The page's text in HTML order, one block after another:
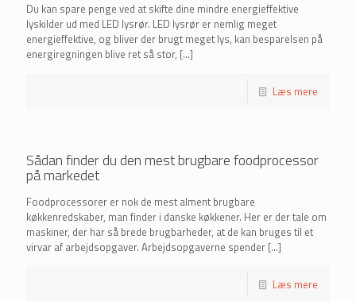
Du kan spare penge ved at skifte dine mindre energieffektive
lyskilder ud med LED lysrør. LED lysrør er nemlig meget
energieffektive, og bliver der brugt meget lys, kan besparelsen på
energiregningen blive ret så stor, […]
Læs mere
Sådan finder du den mest brugbare foodprocessor
på markedet
Foodprocessorer er nok de mest alment brugbare
køkkenredskaber, man finder i danske køkkener. Her er der tale om
maskiner, der har så brede brugbarheder, at de kan bruges til et
virvar af arbejdsopgaver. Arbejdsopgaverne spender […]
Læs mere